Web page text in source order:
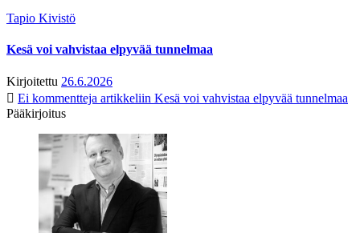
Tapio Kivistö
Kesä voi vahvistaa elpyvää tunnelmaa
Kirjoitettu 26.6.2026
Ei kommentteja artikkeliin Kesä voi vahvistaa elpyvää tunnelmaa
Pääkirjoitus